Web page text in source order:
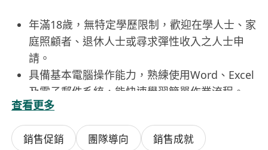
年滿18歲，無特定學歷限制，歡迎在學人士、家
庭照顧者、退休人士或尋求彈性收入之人士申
請。
具備基本電腦操作能力，熟練使用Word、Excel
及電子郵件系統，能快速學習簡單作業流程。
態度誠實可靠，責任感強，能於無直接監督下按
時完成交辦事項。
具備良好中文讀寫能力，普通話或粵語溝通流
查看更多
銷售促銷 團隊導向
銷售成就